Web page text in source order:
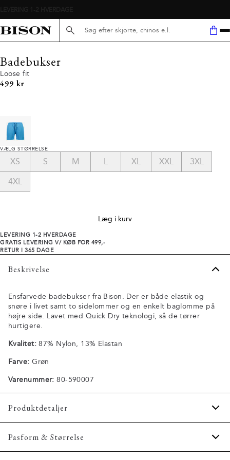
Søg her...
Badebukser
Loose fit
I alt (inkl. rabat)
499 kr
VÆLG STØRRELSE
XS S M L XL XXL 3XL
4XL
Læg i kurv
LEVERING 1-2 HVERDAGE
GRATIS LEVERING V/ KØB FOR 499,-
RETUR I 365 DAGE
Beskrivelse
Ensfarvede badebukser fra Bison. Der er både elastik og
snøre i livet samt to sidelommer og en enkelt baglomme på
højre side. Lavet med Quick Dry teknologi, så de tørrer
hurtigere.
Kvalitet:87% Nylon, 13% Elastan
Farve: Grøn
Varenummer: 80-590007
Produktdetaljer
Quick Dry teknologi.
Pasform & Størrelse